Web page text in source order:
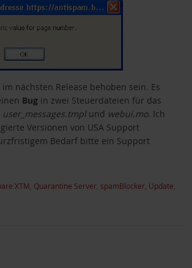
nächsten Release behoben sein. Es
Bug in zwei Steuerdateien für das
user_messages.tmplund webui.mo. Ich
Versionen von USA Support
Bedarf bitte ein Support
XTM Quarantine Server spamBlocker Update